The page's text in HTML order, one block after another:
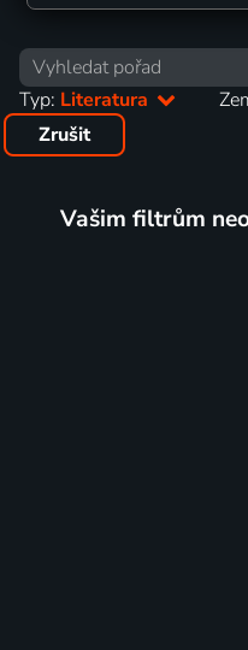
Typ: Literatura
Zrušit
Vašim filtrům